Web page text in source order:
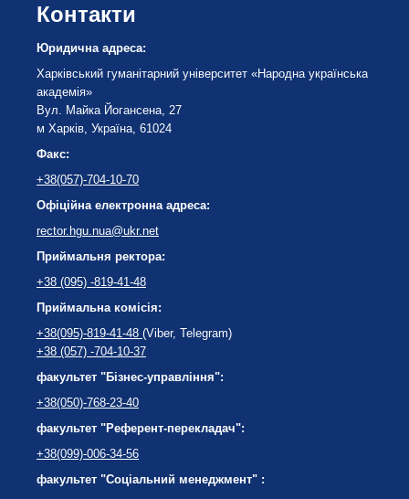
Контакти
Юридична адреса:
Харківський гуманітарний університет «Народна українська
академія»
Вул. Майка Йогансена, 27
м Харків, Україна, 61024
Факс:
+38(057)-704-10-70
Офіційна електронна адреса:
rector.hgu.nua@ukr.net
Приймальня ректора:
+38 (095) -819-41-48
Приймальна комісія:
+38(095)-819-41-48 (Viber, Telegram)
+38 (057) -704-10-37
факультет "Бізнес-управління":
+38(050)-768-23-40
факультет "Референт-перекладач":
+38(099)-006-34-56
факультет "Соціальний менеджмент" :